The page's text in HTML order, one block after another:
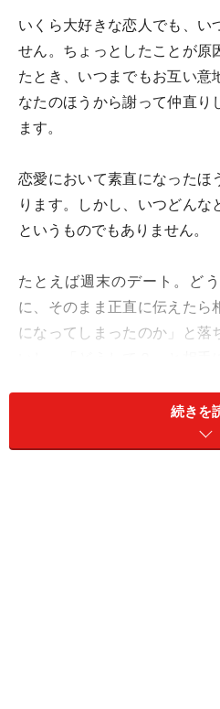
いくら大好きな恋人でも、い
せん。ちょっとしたことが原
たとき、いつまでもお互い意
なたのほうから謝って仲直り
ます。
恋愛において素直になったほ
ります。しかし、いつどんな
というものでもありません。
たとえば週末のデート。ど
に、そのまま正直に伝えたら
になってしまったのか」と落
そんなときは嘘も方便。「残
続きを